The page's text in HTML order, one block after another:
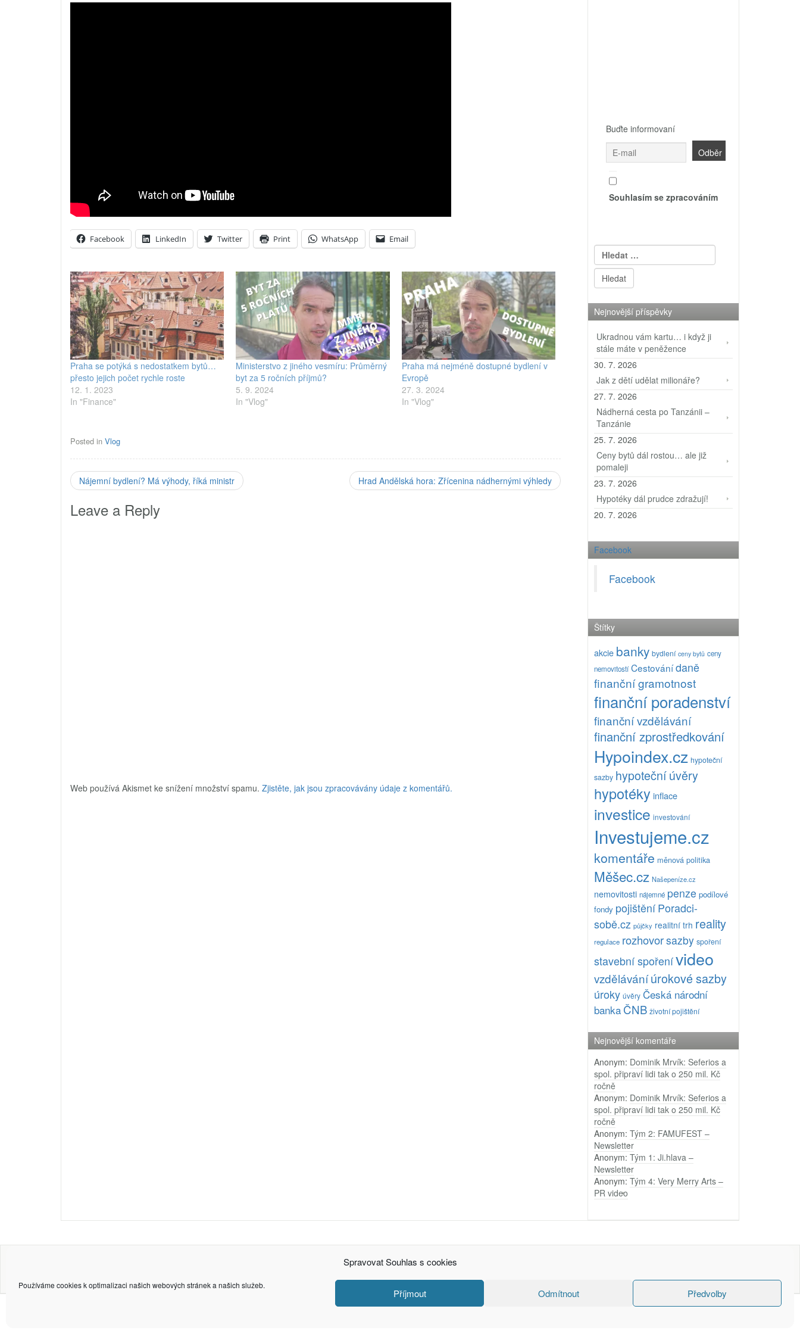
Spravovat Souhlas s cookies
Používáme cookies k optimalizaci našich webových stránek a našich služeb.
Příjmout Odmítnout Předvolby
Facebook LinkedIn Twitter Print WhatsApp Email
Praha se potýká s nedostatkem bytů…
přesto jejich počet rychle roste
12. 1. 2023
In "Finance"
Ministerstvo z jiného vesmíru: Průměrný
byt za 5 ročních příjmů?
5. 9. 2024
In "Vlog"
Praha má nejméně dostupné bydlení v
Evropě
27. 3. 2024
In "Vlog"
Posted in Vlog
Nájemní bydlení? Má výhody, říká ministr Hrad Andělská hora: Zřícenina nádhernými výhledy
Leave a Reply
Web používá Akismet ke snížení množství spamu. Zjistěte, jak jsou zpracovávány údaje z komentářů.
Buďte informovaní
Souhlasím se zpracováním
Vyhledávání
Nejnovější příspěvky
Ukradnou vám kartu… i když ji
stále máte v peněžence
30. 7. 2026
Jak z dětí udělat milionáře?
27. 7. 2026
Nádherná cesta po Tanzánii –
Tanzánie
25. 7. 2026
Ceny bytů dál rostou… ale již
pomaleji
23. 7. 2026
Hypotéky dál prudce zdražují!
20. 7. 2026
Facebook
Facebook
Štítky
akcie banky bydlení ceny bytů ceny
nemovitostí Cestování daně
finanční gramotnost
finanční poradenství
finanční vzdělávání
finanční zprostředkování
Hypoindex.cz hypoteční
sazby hypoteční úvěry
hypotéky inflace
investice investování
Investujeme.cz
komentáře měnová politika
Měšec.cz Našepeníze.cz
nemovitosti nájemné penze podílové
fondy pojištění Poradci-
sobě.cz půjčky realitní trh reality
regulace rozhovorsazby spoření
stavební spořenívideo
vzdělávání úrokové sazby
úroky úvěry Česká národní
banka ČNB životní pojištění
Nejnovější komentáře
Anonym: Dominik Mrvík: Seferios a
spol. připraví lidi tak o 250 mil. Kč
ročně
Anonym: Dominik Mrvík: Seferios a
spol. připraví lidi tak o 250 mil. Kč
ročně
Anonym: Tým 2: FAMUFEST –
Newsletter
Anonym: Tým 1: Ji.hlava –
Newsletter
Anonym: Tým 4: Very Merry Arts –
PR video
Privacy & Cookies: This site uses cookies. By continuing to use this website, you agree to their use.